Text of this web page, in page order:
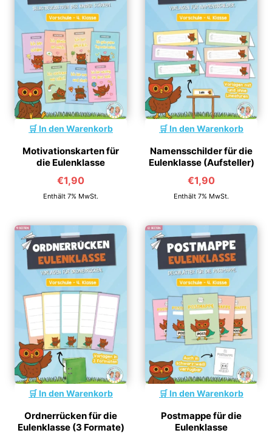
In den Warenkorb
Motivationskarten für
die Eulenklasse
€1,90
Enthält 7% MwSt.
In den Warenkorb
Namensschilder für die
Eulenklasse (Aufsteller)
€1,90
Enthält 7% MwSt.
In den Warenkorb
Ordnerrücken für die
Eulenklasse (3 Formate)
In den Warenkorb
Postmappe für die
Eulenklasse